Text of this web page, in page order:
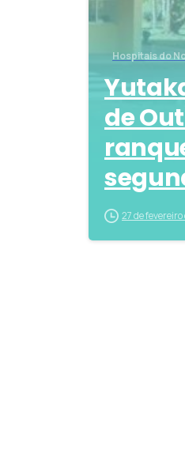
Hospitais do
de
27 de